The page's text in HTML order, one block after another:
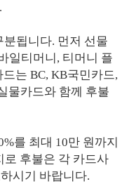
됩니다. 먼저 선물
일티머니, 티머니 플
는 BC, KB국민카드,
물카드와 함께 후불
를 최대 10만 원까지
로 후불은 각 카드사
시기 바랍니다.